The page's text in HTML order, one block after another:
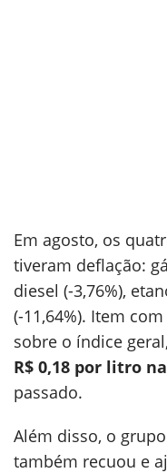
Em agosto, os
tiveram deflação:
diesel (-3,76%),
(-11,64%). Item
sobre o índice
R$ 0,18 por litro
passado.
Além disso, o grupo
também recuou e